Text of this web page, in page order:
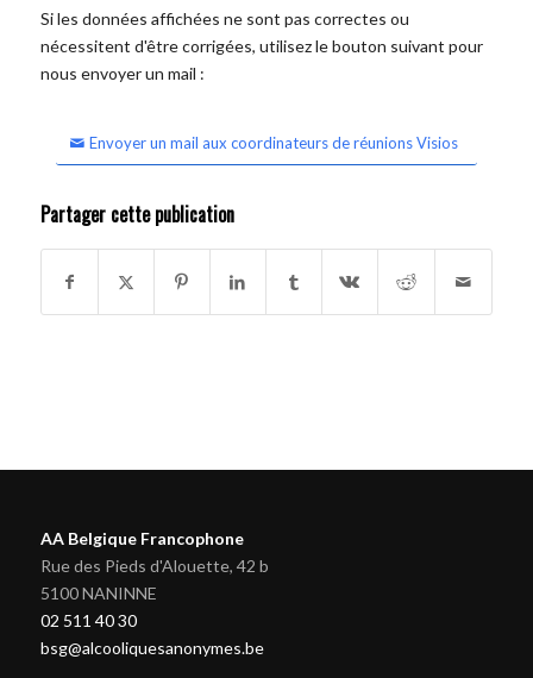
Si les données affichées ne sont pas correctes ou
nécessitent d'être corrigées, utilisez le bouton suivant pour
nous envoyer un mail :
Envoyer un mail aux coordinateurs de réunions Visios
Partager cette publication
AA Belgique Francophone
Rue des Pieds d'Alouette, 42 b
5100 NANINNE
02 511 40 30
bsg@alcooliquesanonymes.be